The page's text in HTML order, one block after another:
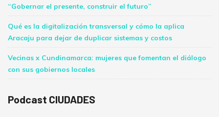
“Gobernar el presente, construir el futuro”
Qué es la digitalización transversal y cómo la aplica
Aracaju para dejar de duplicar sistemas y costos
Vecinas x Cundinamarca: mujeres que fomentan el diálogo
con sus gobiernos locales
Podcast CIUDADES